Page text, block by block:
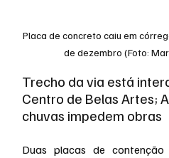
Placa de concreto caiu em
de dezembro (Foto:
Trecho da via está
Centro de Belas Artes;
chuvas impedem obras
Duas placas de